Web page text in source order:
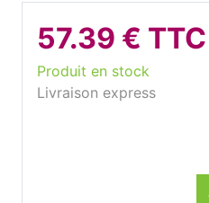
57.39 € TTC
Produit en stock
Livraison express